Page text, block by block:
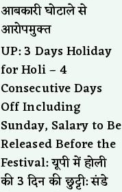
आबकारी घोटाले से
आरोपमुक्त
UP: 3 Days Holiday
for Holi – 4
Consecutive Days
Off Including
Sunday, Salary to Be
Released Before the
Festival: यूपी में होली
की 3 दिन की छुट्टी: संडे